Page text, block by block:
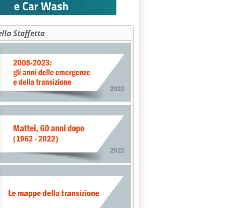
Staffetta